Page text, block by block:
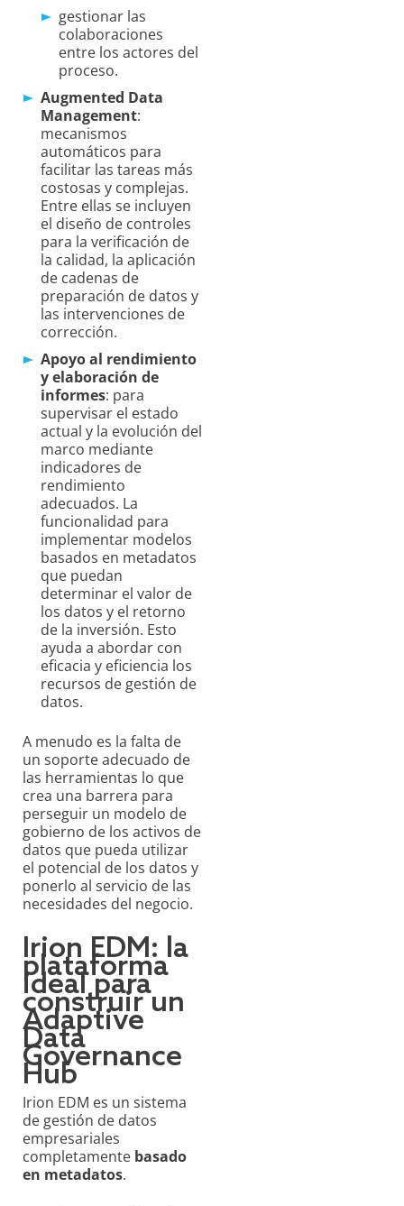
gestionar las
colaboraciones
entre los actores del
proceso.
Augmented Data
Management:
mecanismos
automáticos para
facilitar las tareas más
costosas y complejas.
Entre ellas se incluyen
el diseño de controles
para la verificación de
la calidad, la aplicación
de cadenas de
preparación de datos y
las intervenciones de
corrección.
Apoyo al rendimiento
y elaboración de
informes: para
supervisar el estado
actual y la evolución del
marco mediante
indicadores de
rendimiento
adecuados. La
funcionalidad para
implementar modelos
basados en metadatos
que puedan
determinar el valor de
los datos y el retorno
de la inversión. Esto
ayuda a abordar con
eficacia y eficiencia los
recursos de gestión de
datos.
A menudo es la falta de
un soporte adecuado de
las herramientas lo que
crea una barrera para
perseguir un modelo de
gobierno de los activos de
datos que pueda utilizar
el potencial de los datos y
ponerlo al servicio de las
necesidades del negocio.
Irion EDM: la
plataforma
ideal para
construir un
Adaptive
Data
Governance
Hub
Irion EDM es un sistema
de gestión de datos
empresariales
completamente basado
en metadatos.